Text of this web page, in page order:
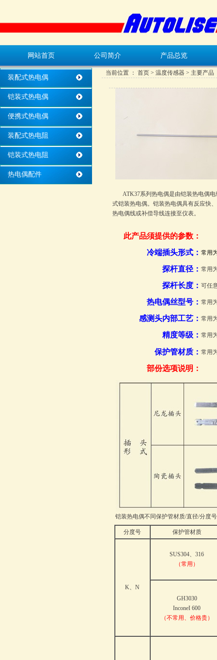
网站首页 公司简介 产品总览
装配式热电偶
铠装式热电偶
便携式热电偶
装配式热电阻
铠装式热电阻
热电偶配件
当前位置 ： 首页 > 温度传感器 > 主要产品
ATK37系列热电偶是由铠装热电偶
式铠装热电偶。铠装热电偶具有反应快
热电偶线或补偿导线连接至仪表。
此产品须提供的参数：
冷端插头形式：常用
探杆直径：常用
探杆长度：可任
热电偶丝型号：常用
感测头内部工艺 ：常用
精度等级 ：常用
保护管材质：常用
部份选项说明：
铠装热电偶不同保护管材质/直径/分度
分度号 保护管材质
K、N
SUS304、316
（常用）
GH3030
InconeI 600
（不常用、价格贵）